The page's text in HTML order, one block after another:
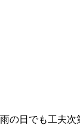
の日でも工夫次